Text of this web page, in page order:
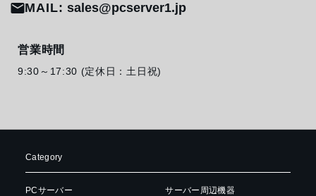
MAIL:sales@pcserver1.jp
営業時間
9:30～17:30 (定休日：土日祝)
Category
PCサーバー サーバー周辺機器